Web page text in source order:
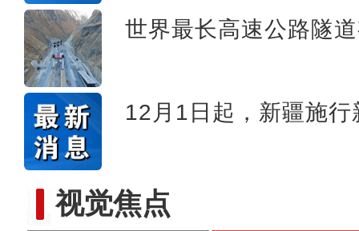
世界最长高速公路隧
12月1日起，新疆施
视觉焦点【与你为邻】雷斯拜·伊萨